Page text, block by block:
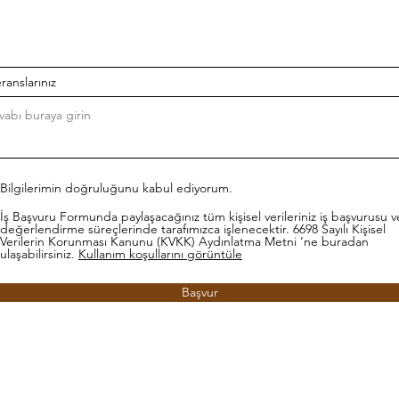
Bilgilerimin doğruluğunu kabul ediyorum.
İş Başvuru Formunda paylaşacağınız tüm kişisel verileriniz iş başvurusu
değerlendirme süreçlerinde tarafımızca işlenecektir. 6698 Sayılı Kişisel
Verilerin Korunması Kanunu (KVKK) Aydınlatma Metni ’ne buradan
ulaşabilirsiniz. Kullanım koşullarını görüntüle
Başvur